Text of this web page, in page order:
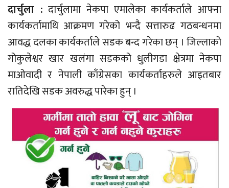
दार्चुला : दार्चुलामा नेकपा एमालेका कार्यकर्ताले आफ्ना
कार्यकर्तामाथि आक्रमण गरेको भन्दै सत्तारुढ गठबन्धनमा
आवद्ध दलका कार्यकर्ताले सडक बन्द गरेका छन् । जिल्लाको
गोकुलेश्वर खार खलंगा सडकको धुलीगडा क्षेत्रमा नेकपा
माओवादी र नेपाली काँग्रेसका कार्यकर्ताहरुले आइतबार
रातिदेखि सडक अवरुद्ध पारेका हुन् ।